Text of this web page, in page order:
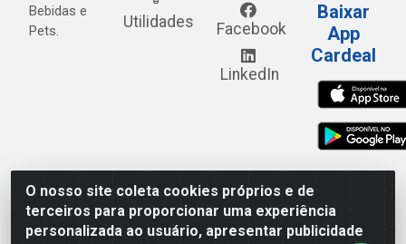
O nosso site coleta cookies próprios e de
terceiros para proporcionar uma experiência
personalizada ao usuário, apresentar publicidade
Bebidas e
Pets.
Utilidades Facebook
LinkedIn
Baixar
App
Cardeal
Cardeal Distribuidora - Estrada Alto do Moura, 582 - Alto
do Moura - Caruaru/PE - CEP 55.040-120 - CNPJ